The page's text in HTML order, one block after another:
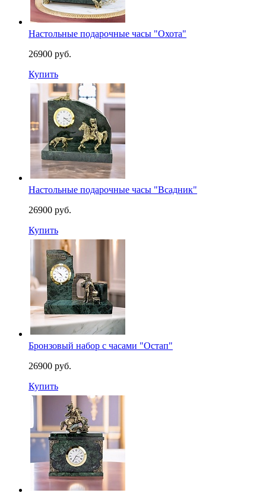
Настольные подарочные часы "Охота"
26900 руб.
Купить
Настольные подарочные часы "Всадник"
26900 руб.
Купить
Бронзовый набор с часами "Остап"
26900 руб.
Купить